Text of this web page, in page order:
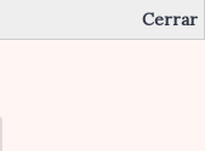
Cerrar